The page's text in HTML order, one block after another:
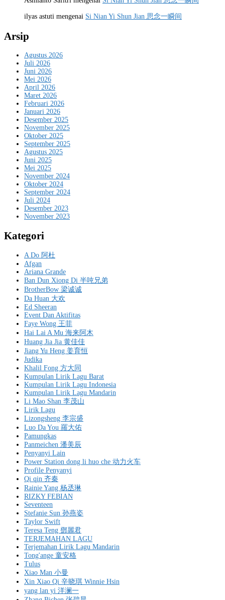
ilyas astuti mengenai Si Nian Yi Shun Jian 思念一瞬间
Arsip
Agustus 2026
Juli 2026
Juni 2026
Mei 2026
April 2026
Maret 2026
Februari 2026
Januari 2026
Desember 2025
November 2025
Oktober 2025
September 2025
Agustus 2025
Juni 2025
Mei 2025
November 2024
Oktober 2024
September 2024
Juli 2024
Desember 2023
November 2023
Kategori
A Do 阿杜
Afgan
Ariana Grande
Ban Dun Xiong Di 半吨兄弟
BrotherBow 梁诚诚
Da Huan 大欢
Ed Sheeran
Event Dan Aktifitas
Faye Wong 王菲
Hai Lai A Mu 海来阿木
Huang Jia Jia 黄佳佳
Jiang Yu Heng 姜育恒
Judika
Khalil Fong 方大同
Kumpulan Lirik Lagu Barat
Kumpulan Lirik Lagu Indonesia
Kumpulan Lirik Lagu Mandarin
Li Mao Shan 李茂山
Lirik Lagu
Lizongsheng 李宗盛
Luo Da You 羅大佑
Pamungkas
Panmeichen 潘美辰
Penyanyi Lain
Power Station dong li huo che 动力火车
Profile Penyanyi
Qi qin 齐秦
Rainie Yang 杨丞琳
RIZKY FEBIAN
Seventeen
Stefanie Sun 孙燕姿
Taylor Swift
Teresa Teng 鄧麗君
TERJEMAHAN LAGU
Terjemahan Lirik Lagu Mandarin
Tong'ange 童安格
Tulus
Xiao Man 小曼
Xin Xiao Qi 辛晓琪 Winnie Hsin
yang lan yi 洋澜一